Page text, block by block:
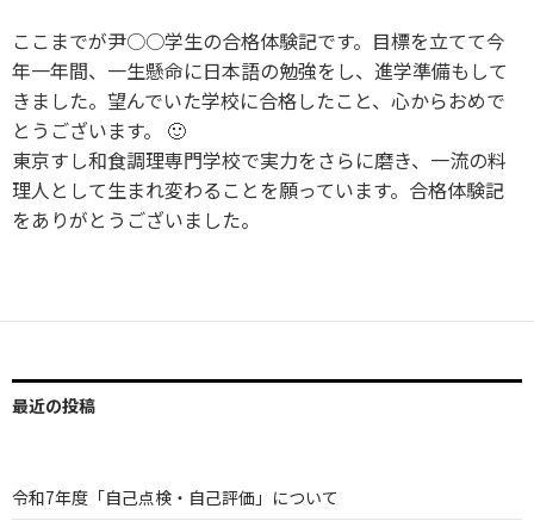
ここまでが尹○○学生の合格体験記です。目標を立てて今
年一年間、一生懸命に日本語の勉強をし、進学準備もして
きました。望んでいた学校に合格したこと、心からおめで
とうございます。 🙂
東京すし和食調理専門学校で実力をさらに磨き、一流の料
理人として生まれ変わることを願っています。合格体験記
をありがとうございました。
最近の投稿
令和7年度「自己点検・自己評価」について